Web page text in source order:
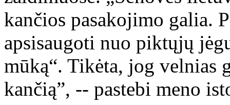
kančios pasakojimo galia.
apsisaugoti nuo piktųjų
mūką“. Tikėta, jog velnias
kančią”, -- pastebi meno